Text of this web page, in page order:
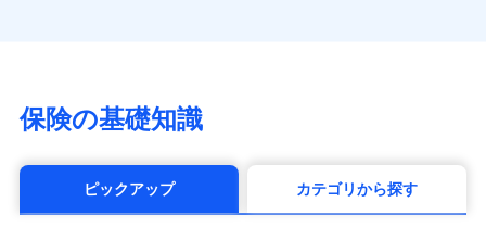
マニュライフ生命保険株式会社
（https://www.manulife.co.jp/）
（https://www.msa-life.co.jp/）
メットライフ生命株式会社(https://www.metlife.co.jp/)
保険の基礎知識
ピックアップ カテゴリから探す